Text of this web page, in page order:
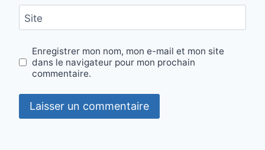
Site
Enregistrer mon nom, mon e-mail et mon site
dans le navigateur pour mon prochain
commentaire.